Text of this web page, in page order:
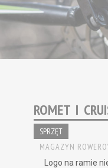
ROMET I
SPRZĘT
MAGAZYN
Logo na ramie